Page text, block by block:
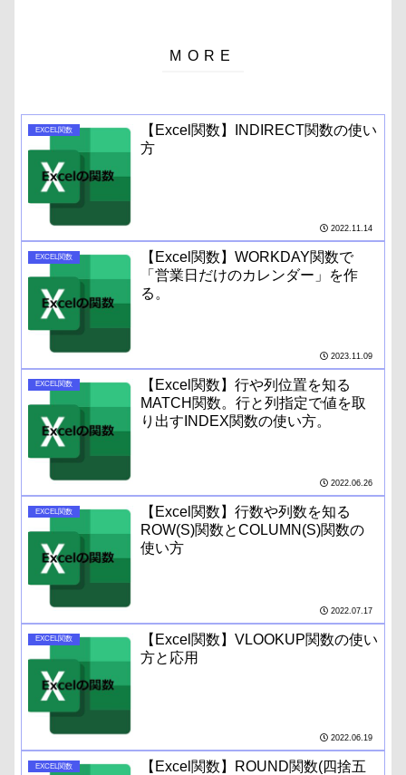
EXCEL関数
【Excel関数】INDIRECT関数の使い
方
2022.11.14
EXCEL関数
【Excel関数】WORKDAY関数で
「営業日だけのカレンダー」を作
る。
2023.11.09
EXCEL関数
【Excel関数】行や列位置を知る
MATCH関数。行と列指定で値を取
り出すINDEX関数の使い方。
2022.06.26
EXCEL関数
【Excel関数】行数や列数を知る
ROW(S)関数とCOLUMN(S)関数の
使い方
2022.07.17
EXCEL関数
【Excel関数】VLOOKUP関数の使い
方と応用
2022.06.19
EXCEL関数
【Excel関数】ROUND関数(四捨五